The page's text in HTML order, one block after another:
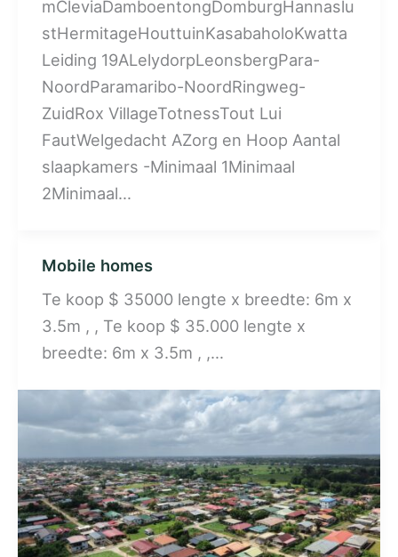
mCleviaDamboentongDomburgHannaslu
stHermitageHouttuinKasabaholoKwatta
Leiding 19ALelydorpLeonsbergPara-
NoordParamaribo-NoordRingweg-
ZuidRox VillageTotnessTout Lui
FautWelgedacht AZorg en Hoop Aantal
slaapkamers -Minimaal 1Minimaal
2Minimaal…
Mobile homes
Te koop $ 35000 lengte x breedte: 6m x
3.5m , , Te koop $ 35.000 lengte x
breedte: 6m x 3.5m , ,…